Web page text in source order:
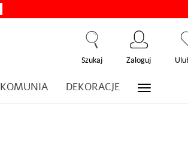
Szukaj Zaloguj
KOMUNIA DEKORACJE